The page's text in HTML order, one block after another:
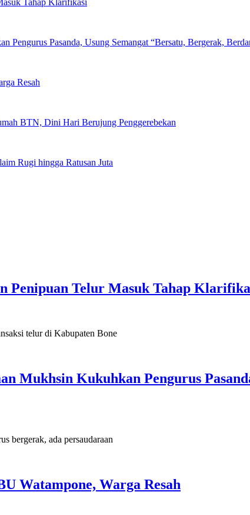
Tahap Klarifikasi
Pengurus Pasanda, Usung Semangat “Bersatu, Bergerak,
Resah
BTN, Dini Hari Berujung Penggerebekan
Rugi hingga Ratusan Juta
Penipuan Telur Masuk Tahap
telur di Kabupaten Bone
Mukhsin Kukuhkan Pengurus
ada persaudaraan
Watampone, Warga Resah